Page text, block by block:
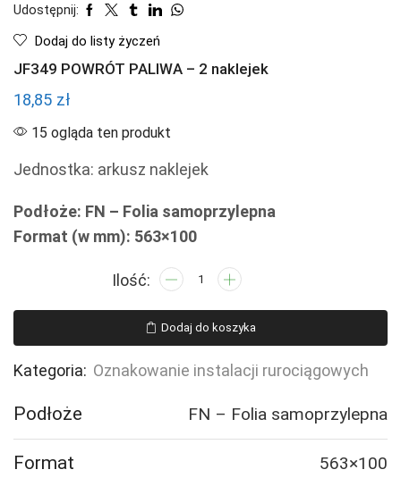
Udostępnij:
Dodaj do listy życzeń
JF349 POWRÓT PALIWA – 2 naklejek
18,85 zł
15 ogląda ten produkt
Jednostka: arkusz naklejek
Podłoże: FN – Folia samoprzylepna
Format (w mm): 563×100
ilość
POWRÓT
PALIWA
-
naklejek
Dodaj do koszyka
Kategoria: Oznakowanie instalacji rurociągowych
Podłoże FN – Folia samoprzylepna
Format 563×100